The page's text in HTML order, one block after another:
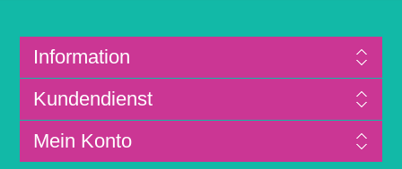
Information
Kundendienst
Mein Konto